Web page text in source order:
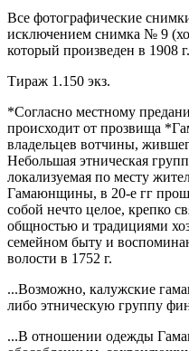
Все фотографические
исключением снимка № 9
который произведен в 1908
Тираж 1.150 экз.
*Согласно местному
происходит от прозвища
владельцев вотчины,
Небольшая этническая
локализуемая по месту
Гамаюнщины, в 20-е гг
собой нечто целое, крепко
общностью и традициями
семейном быту и
волости в 1752 г.
...Возможно, калужские
либо этническую группу
...В отношении одежды